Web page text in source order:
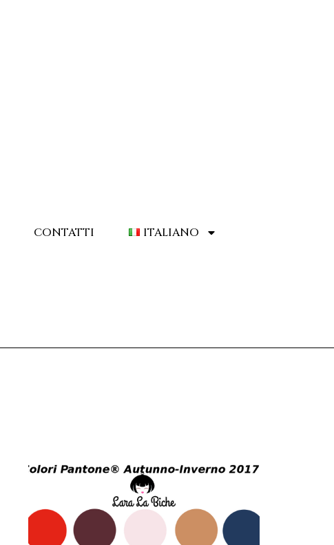
CONTATTI ITALIANO